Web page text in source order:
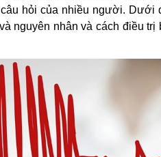
hỏi của nhiều người.
nguyên nhân và cách điều